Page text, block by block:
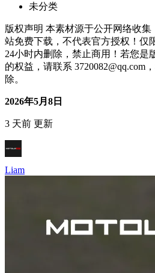
未分类
版权声明 本素材源于公开网络收
站免费下载，不代表官方授权！仅
24小时内删除，禁止商用！若您是
的权益，请联系 3720082@qq.com
除。
2026年5月8日
3 天前 更新
Liam